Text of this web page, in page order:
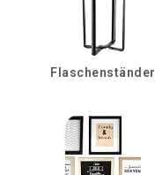
Flaschenständer